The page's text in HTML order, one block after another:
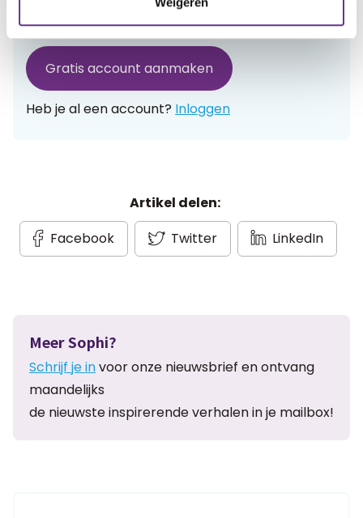
geschreven blogs en artikelen.
Gratis account aanmaken
Heb je al een account? Inloggen
Artikel delen:
Facebook
Twitter LinkedIn
Meer Sophi?
Schrijf je invoor onze nieuwsbrief en ontvang
maandelijks
de nieuwste inspirerende verhalen in je mailbox!